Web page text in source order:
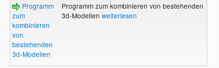
Programm
zum
kombinieren
von
bestehenden
3d-Modellen
Programm zum kombinieren von bestehenden
3d-Modellen weiterlesen